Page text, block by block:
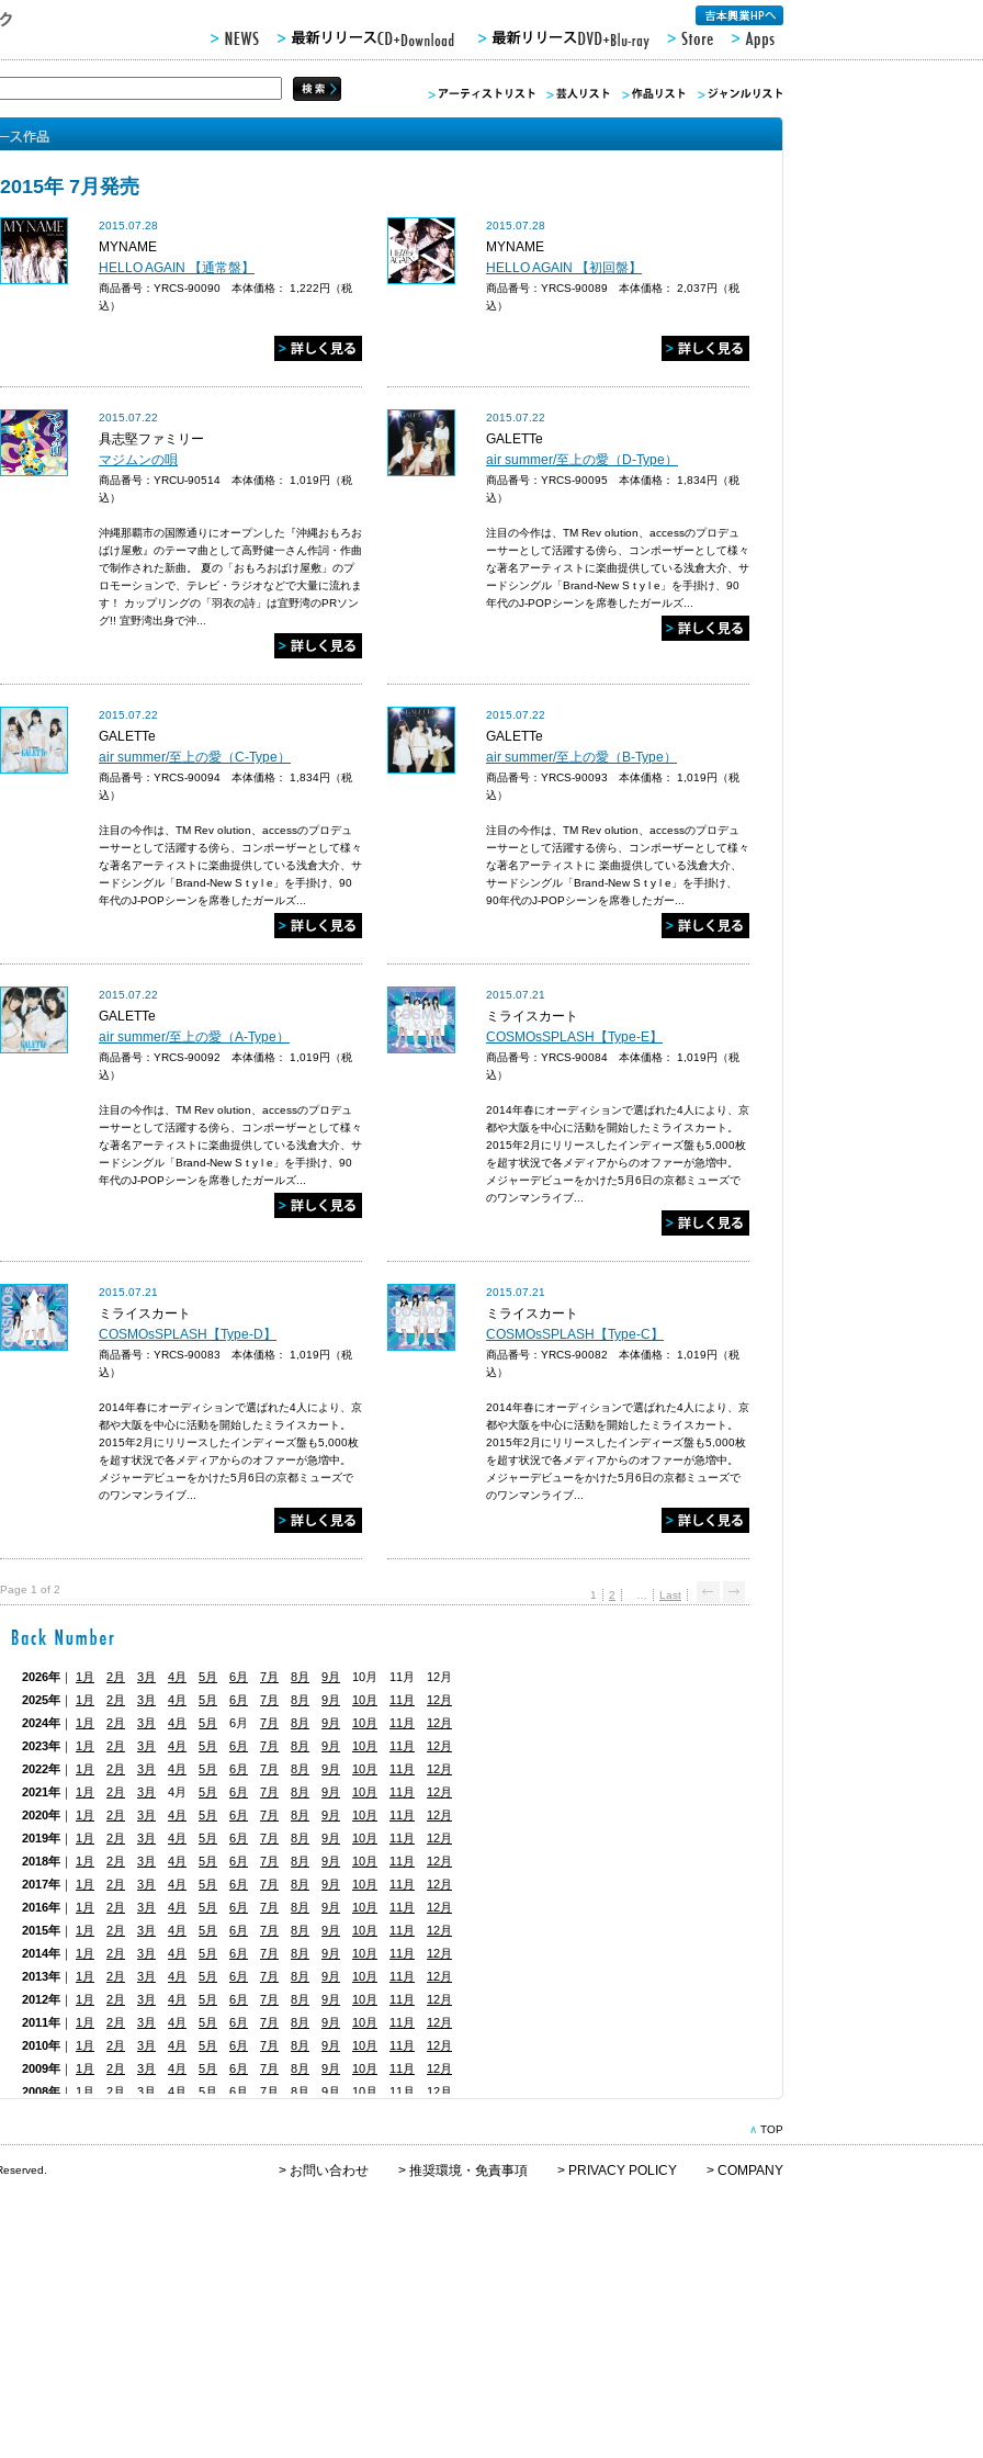
2015年 7月発売
2015.07.28
MYNAME
HELLO AGAIN 【通常盤】
商品番号：YRCS-90090 本体価格： 1,222円（税
込）
2015.07.28
MYNAME
HELLO AGAIN 【初回盤】
商品番号：YRCS-90089 本体価格： 2,037円（税
込）
2015.07.22
具志堅ファミリー
マジムンの唄
商品番号：YRCU-90514 本体価格： 1,019円（税
込）
沖縄那覇市の国際通りにオープンした『沖縄おもろお
ばけ屋敷』のテーマ曲として高野健一さん作詞・作曲
で制作された新曲。 夏の「おもろおばけ屋敷」のプ
ロモーションで、テレビ・ラジオなどで大量に流れま
す！ カップリングの「羽衣の詩」は宜野湾のPRソン
グ!! 宜野湾出身で沖...
2015.07.22
GALETTe
air summer/至上の愛（D-Type）
商品番号：YRCS-90095 本体価格： 1,834円（税
込）
注目の今作は、TM Rev olution、accessのプロデュ
ーサーとして活躍する傍ら、コンポーザーとして様々
な著名アーティストに楽曲提供している浅倉大介、サ
ードシングル「Brand-New S t y l e」を手掛け、90
年代のJ-POPシーンを席巻したガールズ...
2015.07.22
GALETTe
air summer/至上の愛（C-Type）
商品番号：YRCS-90094 本体価格： 1,834円（税
込）
注目の今作は、TM Rev olution、accessのプロデュ
ーサーとして活躍する傍ら、コンポーザーとして様々
な著名アーティストに楽曲提供している浅倉大介、サ
ードシングル「Brand-New S t y l e」を手掛け、90
年代のJ-POPシーンを席巻したガールズ...
2015.07.22
GALETTe
air summer/至上の愛（B-Type）
商品番号：YRCS-90093 本体価格： 1,019円（税
込）
注目の今作は、TM Rev olution、accessのプロデュ
ーサーとして活躍する傍ら、コンポーザーとして様々
な著名アーティストに 楽曲提供している浅倉大介、
サードシングル「Brand-New S t y l e」を手掛け、
90年代のJ-POPシーンを席巻したガー...
2015.07.22
GALETTe
air summer/至上の愛（A-Type）
商品番号：YRCS-90092 本体価格： 1,019円（税
込）
注目の今作は、TM Rev olution、accessのプロデュ
ーサーとして活躍する傍ら、コンポーザーとして様々
な著名アーティストに楽曲提供している浅倉大介、サ
ードシングル「Brand-New S t y l e」を手掛け、90
年代のJ-POPシーンを席巻したガールズ...
2015.07.21
ミライスカート
COSMOsSPLASH【Type-E】
商品番号：YRCS-90084 本体価格： 1,019円（税
込）
2014年春にオーディションで選ばれた4人により、京
都や大阪を中心に活動を開始したミライスカート。
2015年2月にリリースしたインディーズ盤も5,000枚
を超す状況で各メディアからのオファーが急増中。
メジャーデビューをかけた5月6日の京都ミューズで
のワンマンライブ...
2015.07.21
ミライスカート
COSMOsSPLASH【Type-D】
商品番号：YRCS-90083 本体価格： 1,019円（税
込）
2014年春にオーディションで選ばれた4人により、京
都や大阪を中心に活動を開始したミライスカート。
2015年2月にリリースしたインディーズ盤も5,000枚
を超す状況で各メディアからのオファーが急増中。
メジャーデビューをかけた5月6日の京都ミューズで
のワンマンライブ...
2015.07.21
ミライスカート
COSMOsSPLASH【Type-C】
商品番号：YRCS-90082 本体価格： 1,019円（税
込）
2014年春にオーディションで選ばれた4人により、京
都や大阪を中心に活動を開始したミライスカート。
2015年2月にリリースしたインディーズ盤も5,000枚
を超す状況で各メディアからのオファーが急増中。
メジャーデビューをかけた5月6日の京都ミューズで
のワンマンライブ...
Page 1 of 2 1 2 Last
2026年 ｜ 1月 2月 3月 4月 5月 6月 7月 8月 9月
10月 11月 12月
2025年 ｜ 1月 2月 3月 4月 5月 6月 7月 8月 9月 10月 11月
12月
2024年 ｜ 1月 2月 3月 4月 5月 6月 7月 8月 9月 10月 11月
12月
2023年 ｜ 1月 2月 3月 4月 5月 6月 7月 8月 9月 10月 11月
12月
2022年 ｜ 1月 2月 3月 4月 5月 6月 7月 8月 9月 10月 11月
12月
2021年 ｜ 1月 2月 3月 4月 5月 6月 7月 8月 9月 10月 11月
12月
2020年 ｜ 1月 2月 3月 4月 5月 6月 7月 8月 9月 10月 11月
12月
2019年 ｜ 1月 2月 3月 4月 5月 6月 7月 8月 9月 10月 11月
12月
2018年 ｜ 1月 2月 3月 4月 5月 6月 7月 8月 9月 10月 11月
12月
2017年 ｜ 1月 2月 3月 4月 5月 6月 7月 8月 9月 10月 11月
12月
2016年 ｜ 1月 2月 3月 4月 5月 6月 7月 8月 9月 10月 11月
12月
2015年 ｜ 1月 2月 3月 4月 5月 6月 7月 8月 9月 10月 11月
12月
2014年 ｜ 1月 2月 3月 4月 5月 6月 7月 8月 9月 10月 11月
12月
2013年 ｜ 1月 2月 3月 4月 5月 6月 7月 8月 9月 10月 11月
12月
2012年 ｜ 1月 2月 3月 4月 5月 6月 7月 8月 9月 10月 11月
12月
2011年 ｜ 1月 2月 3月 4月 5月 6月 7月 8月 9月 10月 11月
12月
2010年 ｜ 1月 2月 3月 4月 5月 6月 7月 8月 9月 10月 11月
12月
2009年 ｜ 1月 2月 3月 4月 5月 6月 7月 8月 9月 10月 11月
12月
2008年 ｜ 1月 2月 3月 4月 5月 6月 7月 8月 9月 10月 11月
12月
∧ TOP
> お問い合わせ > 推奨環境・免責事項 > PRIVACY POLICY > COMPANY